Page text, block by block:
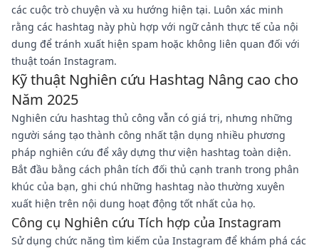
các cuộc trò chuyện và xu hướng hiện tại. Luôn xác minh
rằng các hashtag này phù hợp với ngữ cảnh thực tế của nội
dung để tránh xuất hiện spam hoặc không liên quan đối với
thuật toán Instagram.
Kỹ thuật Nghiên cứu Hashtag Nâng cao cho
Năm 2025
Nghiên cứu hashtag thủ công vẫn có giá trị, nhưng những
người sáng tạo thành công nhất tận dụng nhiều phương
pháp nghiên cứu để xây dựng thư viện hashtag toàn diện.
Bắt đầu bằng cách phân tích đối thủ cạnh tranh trong phân
khúc của bạn, ghi chú những hashtag nào thường xuyên
xuất hiện trên nội dung hoạt động tốt nhất của họ.
Công cụ Nghiên cứu Tích hợp của Instagram
Sử dụng chức năng tìm kiếm của Instagram để khám phá các